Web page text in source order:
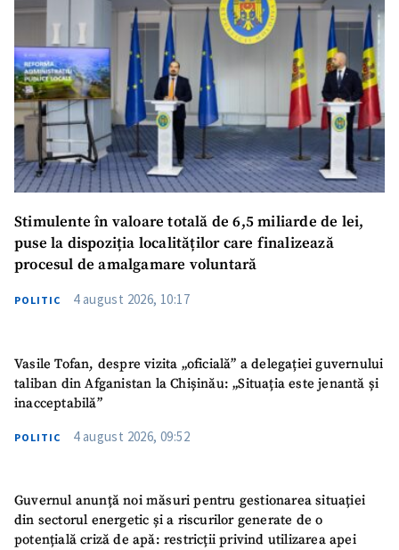
Stimulente în valoare totală de 6,5 miliarde de lei,
puse la dispoziția localităților care finalizează
procesul de amalgamare voluntară
POLITIC 4 august 2026, 10:17
Vasile Tofan, despre vizita „oficială” a delegației guvernului
taliban din Afganistan la Chișinău: „Situația este jenantă și
inacceptabilă”
POLITIC 4 august 2026, 09:52
Guvernul anunță noi măsuri pentru gestionarea situației
din sectorul energetic și a riscurilor generate de o
potențială criză de apă: restricții privind utilizarea apei